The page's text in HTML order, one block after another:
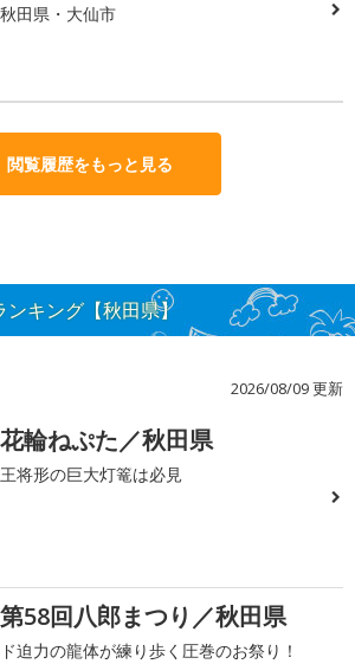
秋田県・大仙市
閲覧履歴をもっと見る
キング【秋田県】
2026/08/09 更新
花輪ねぷた／秋田県
王将形の巨大灯篭は必見
第58回八郎まつり／秋田県
ド迫力の龍体が練り歩く圧巻のお祭り！